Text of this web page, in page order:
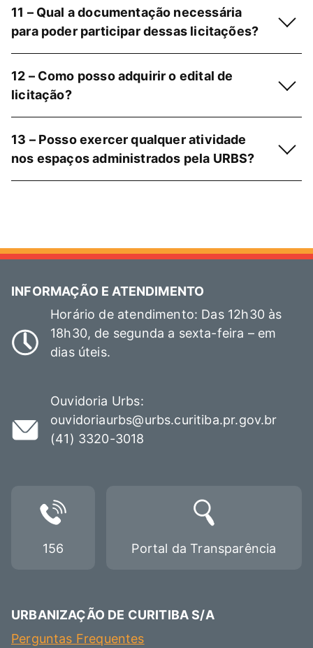
11 – Qual a documentação necessária
para poder participar dessas licitações?
12 – Como posso adquirir o edital de
licitação?
13 – Posso exercer qualquer atividade
nos espaços administrados pela URBS?
INFORMAÇÃO E ATENDIMENTO
Horário de atendimento: Das 12h30 às
18h30, de segunda a sexta-feira – em
dias úteis.
Ouvidoria Urbs:
ouvidoriaurbs@urbs.curitiba.pr.gov.br
(41) 3320-3018
156 Portal da Transparência
URBANIZAÇÃO DE CURITIBA S/A
Perguntas Frequentes